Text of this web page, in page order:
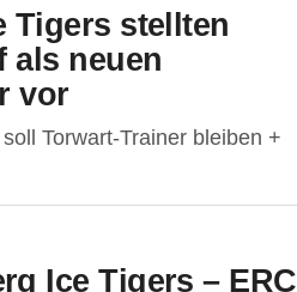
Tigers stellten
als neuen
vor
Torwart-Trainer bleiben +
Ice Tigers – ERC